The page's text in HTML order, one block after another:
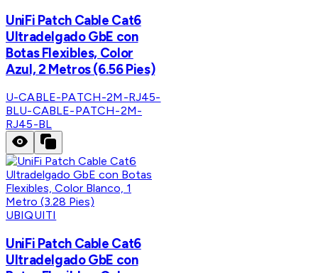
UniFi Patch Cable Cat6
Ultradelgado GbE con
Botas Flexibles, Color
Azul, 2 Metros (6.56 Pies)
U-CABLE-PATCH-2M-RJ45-
BLU-CABLE-PATCH-2M-
RJ45-BL
UBIQUITI
UniFi Patch Cable Cat6
Ultradelgado GbE con